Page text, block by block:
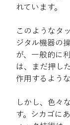
れています。
このようなタ
ジタル機器の
が、一般的に
は、まだ押し
作用するよう
しかし、色々
す。シカゴに